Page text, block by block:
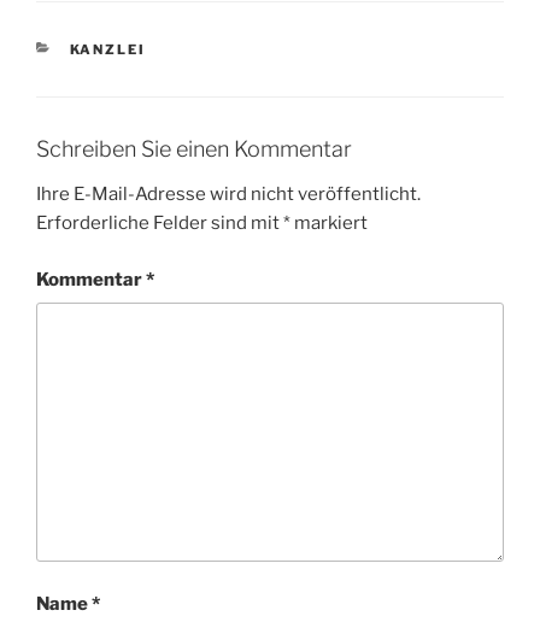
KATEGORIEN
KANZLEI
Schreiben Sie einen Kommentar
Ihre E-Mail-Adresse wird nicht veröffentlicht.
Erforderliche Felder sind mit* markiert
Kommentar*
Name*